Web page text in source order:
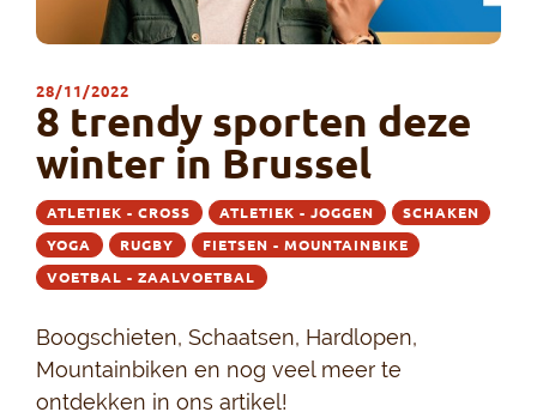
28/11/2022
8 trendy sporten deze
winter in Brussel
ATLETIEK - CROSS ATLETIEK - JOGGEN SCHAKEN
YOGA RUGBY FIETSEN - MOUNTAINBIKE
VOETBAL - ZAALVOETBAL
Boogschieten, Schaatsen, Hardlopen,
Mountainbiken en nog veel meer te
ontdekken in ons artikel!